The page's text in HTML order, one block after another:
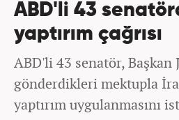
ABD'li 43
yaptırım çağrısı
ABD'li 43 senatör, Başkan
gönderdikleri mektupla
yaptırım uygulanmasını